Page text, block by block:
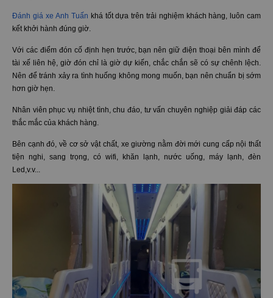
Đánh giá xe Anh Tuấn khá tốt dựa trên trải nghiệm khách hàng, luôn cam
kết khởi hành đúng giờ.
Với các điểm đón cố định hẹn trước, bạn nên giữ điện thoại bên mình để
tài xế liên hệ, giờ đón chỉ là giờ dự kiến, chắc chắn sẽ có sự chênh lệch.
Nên để tránh xảy ra tình huống không mong muốn, bạn nên chuẩn bị sớm
hơn giờ hẹn.
Nhân viên phục vụ nhiệt tình, chu đáo, tư vấn chuyên nghiệp giải đáp các
thắc mắc của khách hàng.
Bên cạnh đó, về cơ sở vật chất, xe giường nằm đời mới cung cấp nội thất
tiện nghi, sang trọng, có wifi, khăn lạnh, nước uống, máy lạnh, đèn
Led,v.v...